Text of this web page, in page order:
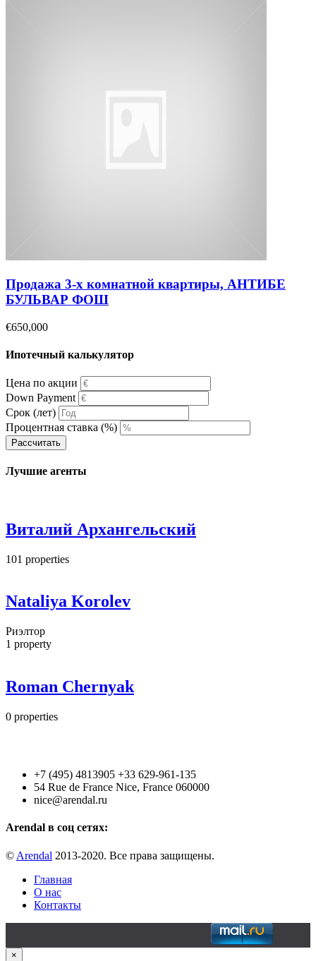
Продажа 3-х комнатной квартиры, АНТИБЕ
БУЛЬВАР ФОШ
€650,000
Ипотечный калькулятор
Цена по акции
Down Payment
Срок (лет)
Процентная ставка (%)
Рассчитать
Лучшие агенты
Виталий Архангельский
101 properties
Nataliya Korolev
Риэлтор
1 property
Roman Chernyak
0 properties
+7 (495) 4813905 +33 629-961-135
54 Rue de France Nice, France 060000
nice@arendal.ru
Arendal в соц сетях:
© Arendal 2013-2020. Все права защищены.
Главная
О нас
Контакты
×